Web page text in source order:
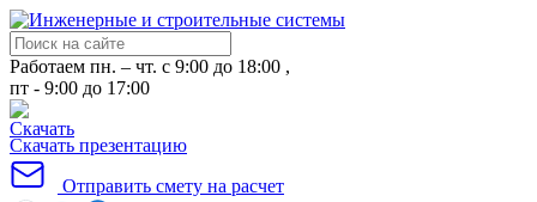
Работаем пн. – чт. с 9:00 до 18:00 ,
пт - 9:00 до 17:00
Скачать презентацию
Отправить смету на расчет